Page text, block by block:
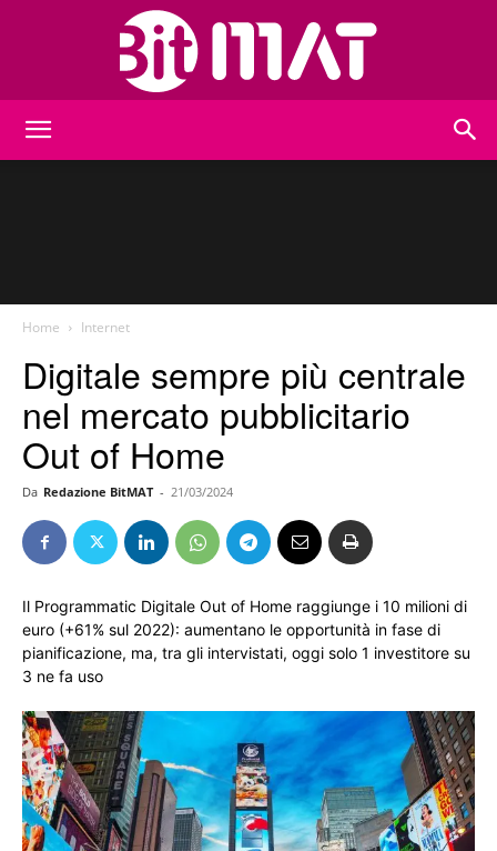
Home Internet
Digitale sempre più centrale
nel mercato pubblicitario
Out of Home
Da Redazione BitMAT - 21/03/2024
Il Programmatic Digitale Out of Home raggiunge i 10 milioni di
euro (+61% sul 2022): aumentano le opportunità in fase di
pianificazione, ma, tra gli intervistati, oggi solo 1 investitore su
3 ne fa uso